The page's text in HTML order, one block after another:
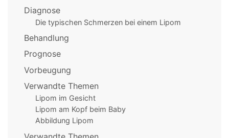
Diagnose
Die typischen Schmerzen bei einem Lipom
Behandlung
Prognose
Vorbeugung
Verwandte Themen
Lipom im Gesicht
Lipom am Kopf beim Baby
Abbildung Lipom